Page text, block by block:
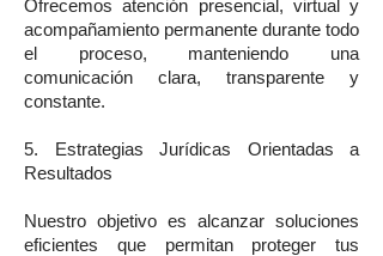
Ofrecemos atención presencial, virtual y
acompañamiento permanente durante todo
el proceso, manteniendo una
comunicación clara, transparente y
constante.
5. Estrategias Jurídicas Orientadas a
Resultados
Nuestro objetivo es alcanzar soluciones
eficientes que permitan proteger tus